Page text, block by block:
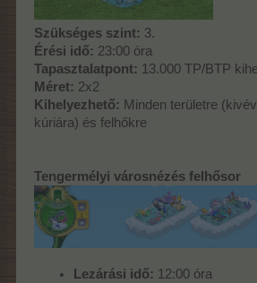
Szükséges szint: 3.
Érési idő: 23:00 óra
Tapasztalatpont: 13.000 TP/BTP
Méret: 2x2
Kihelyezhető: Minden területre
kúriára) és felhőkre
Tengermélyi városnézés felhősor
Lezárási idő: 12:00 óra